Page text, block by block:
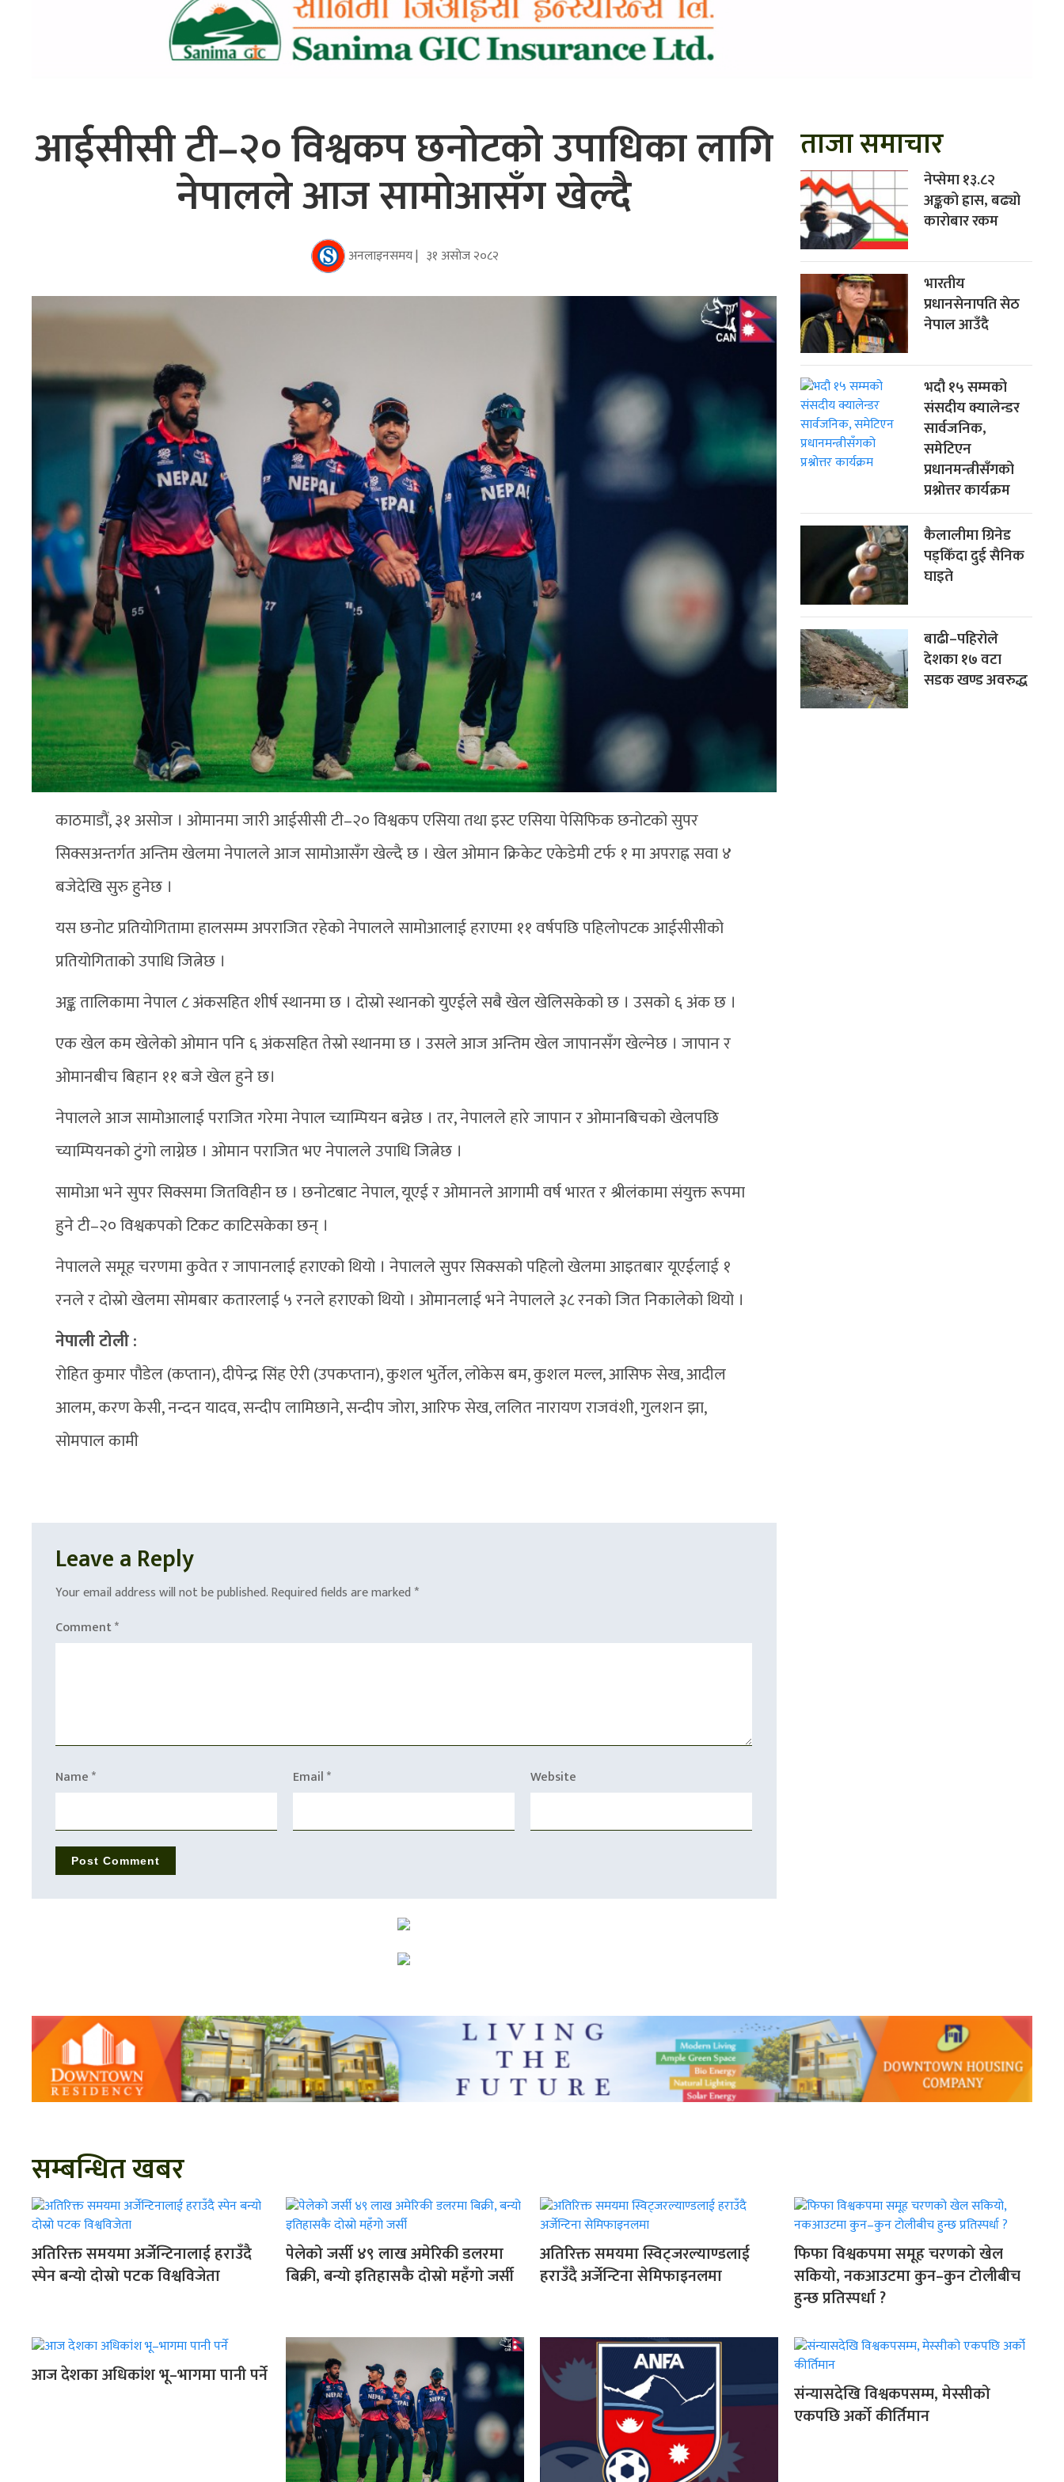
आईसीसी टी–२० विश्वकप छनोटको उपाधिका लागि
नेपालले आज सामोआसँग खेल्दै
अनलाइनसमय | ३१ असोज २०८२
काठमाडौं, ३१ असोज । ओमानमा जारी आईसीसी टी–२० विश्वकप एसिया तथा इस्ट एसिया पेसिफिक छनोटको सुपर
सिक्सअन्तर्गत अन्तिम खेलमा नेपालले आज सामोआसँग खेल्दै छ । खेल ओमान क्रिकेट एकेडेमी टर्फ १ मा अपराह्न सवा ४
बजेदेखि सुरु हुनेछ ।
यस छनोट प्रतियोगितामा हालसम्म अपराजित रहेको नेपालले सामोआलाई हराएमा ११ वर्षपछि पहिलोपटक आईसीसीको
प्रतियोगिताको उपाधि जित्नेछ ।
अङ्क तालिकामा नेपाल ८ अंकसहित शीर्ष स्थानमा छ । दोस्रो स्थानको युएईले सबै खेल खेलिसकेको छ । उसको ६ अंक छ ।
एक खेल कम खेलेको ओमान पनि ६ अंकसहित तेस्रो स्थानमा छ । उसले आज अन्तिम खेल जापानसँग खेल्नेछ । जापान र
ओमानबीच बिहान ११ बजे खेल हुने छ।
नेपालले आज सामोआलाई पराजित गरेमा नेपाल च्याम्पियन बन्नेछ । तर, नेपालले हारे जापान र ओमानबिचको खेलपछि
च्याम्पियनको टुंगो लाग्नेछ । ओमान पराजित भए नेपालले उपाधि जित्नेछ ।
सामोआ भने सुपर सिक्समा जितविहीन छ । छनोटबाट नेपाल, यूएई र ओमानले आगामी वर्ष भारत र श्रीलंकामा संयुक्त रूपमा
हुने टी–२० विश्वकपको टिकट काटिसकेका छन् ।
नेपालले समूह चरणमा कुवेत र जापानलाई हराएको थियो । नेपालले सुपर सिक्सको पहिलो खेलमा आइतबार यूएईलाई १
रनले र दोस्रो खेलमा सोमबार कतारलाई ५ रनले हराएको थियो । ओमानलाई भने नेपालले ३८ रनको जित निकालेको थियो ।
नेपाली टोली :
रोहित कुमार पौडेल (कप्तान), दीपेन्द्र सिंह ऐरी (उपकप्तान), कुशल भुर्तेल, लोकेस बम, कुशल मल्ल, आसिफ सेख, आदील
आलम, करण केसी, नन्दन यादव, सन्दीप लामिछाने, सन्दीप जोरा, आरिफ सेख, ललित नारायण राजवंशी, गुलशन झा,
सोमपाल कामी
Leave a Reply
Your email address will not be published.Required fields are marked *
Comment*
Name* Email* Website
ताजा समाचार
नेप्सेमा १३.८२
अङ्कको ह्रास, बढ्यो
कारोबार रकम
भारतीय
प्रधानसेनापति सेठ
नेपाल आउँदै
भदौ १५ सम्मको
संसदीय क्यालेन्डर
सार्वजनिक,
समेटिएन
प्रधानमन्त्रीसँगको
प्रश्नोत्तर कार्यक्रम
कैलालीमा ग्रिनेड
पड्किँदा दुई सैनिक
घाइते
बाढी–पहिरोले
देशका १७ वटा
सडक खण्ड अवरुद्ध
सम्बन्धित खबर
अतिरिक्त समयमा अर्जेन्टिनालाई हराउँदै
स्पेन बन्यो दोस्रो पटक विश्वविजेता
पेलेको जर्सी ४९ लाख अमेरिकी डलरमा
बिक्री, बन्यो इतिहासकै दोस्रो महँगो जर्सी
अतिरिक्त समयमा स्विट्जरल्याण्डलाई
हराउँदै अर्जेन्टिना सेमिफाइनलमा
फिफा विश्वकपमा समूह चरणको खेल
सकियो, नकआउटमा कुन–कुन टोलीबीच
हुन्छ प्रतिस्पर्धा ?
आज देशका अधिकांश भू–भागमा पानी पर्ने
संन्यासदेखि विश्वकपसम्म, मेस्सीको
एकपछि अर्को कीर्तिमान